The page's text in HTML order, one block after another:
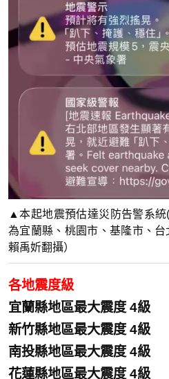
▲本起地震預估達災防告警系統
為宜蘭縣、桃園市、基隆市、
賴禹妡翻攝）
各地震度級
宜蘭縣地區最大震度 4級
新竹縣地區最大震度 4級
南投縣地區最大震度 4級
花蓮縣地區最大震度 4級